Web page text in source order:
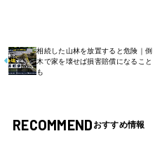
相続した山林を放置すると危険｜倒
木で家を壊せば損害賠償になること
も
RECOMMEND